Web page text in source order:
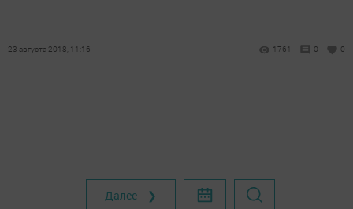
23 августа 2018, 11:16 1761 0 0
Далее ❯